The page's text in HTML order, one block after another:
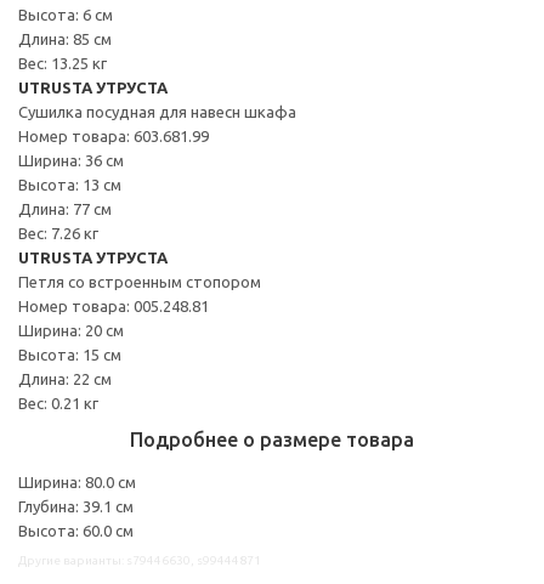
Высота: 6 см
Длина: 85 см
Вес: 13.25 кг
UTRUSTA УТРУСТА
Сушилка посудная для навесн шкафа
Номер товара: 603.681.99
Ширина: 36 см
Высота: 13 см
Длина: 77 см
Вес: 7.26 кг
UTRUSTA УТРУСТА
Петля со встроенным стопором
Номер товара: 005.248.81
Ширина: 20 см
Высота: 15 см
Длина: 22 см
Вес: 0.21 кг
Подробнее о размере товара
Ширина: 80.0 см
Глубина: 39.1 см
Высота: 60.0 см